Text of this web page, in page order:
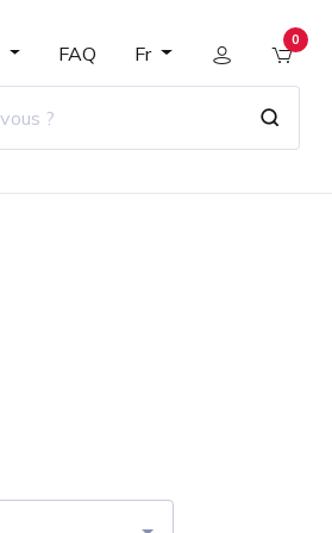
FAQ Fr
0